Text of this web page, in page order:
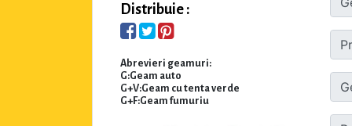
Distribuie :
Abrevieri geamuri:
G:Geam auto
G+V:Geam cu tenta verde
G+F:Geam fumuriu